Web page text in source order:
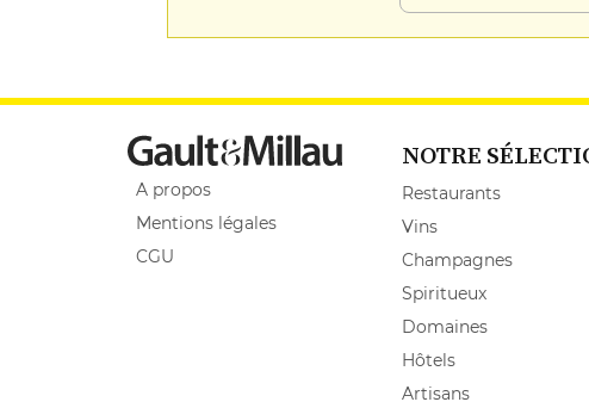
A propos
Mentions légales
CGU
NOTRE
Restaurants
Vins
Champagnes
Spiritueux
Domaines
Hôtels
Artisans